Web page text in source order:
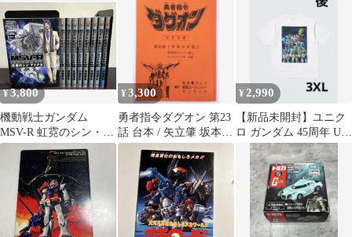
¥3,800
機動戦士ガンダム
MSV-R 虹霓のシン・マ
ツナガ 1-9巻 /全巻セッ
¥3,300
勇者指令ダグオン 第23
話 台本 / 矢立肇 坂本郷
オグロアキラ 大河原邦
¥2,990
【新品未開封】ユニク
ロ ガンダム 45周年 UT
3XL 白 大河原邦男